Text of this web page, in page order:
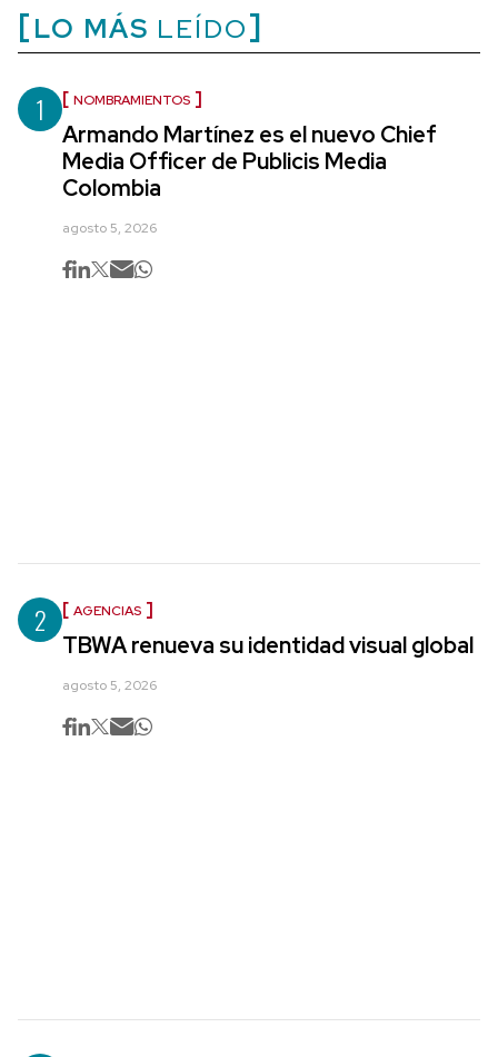
LO MÁS LEÍDO
1 NOMBRAMIENTOS
Armando Martínez es el nuevo Chief
Media Officer de Publicis Media
Colombia
agosto 5, 2026
2 AGENCIAS
TBWA renueva su identidad visual global
agosto 5, 2026